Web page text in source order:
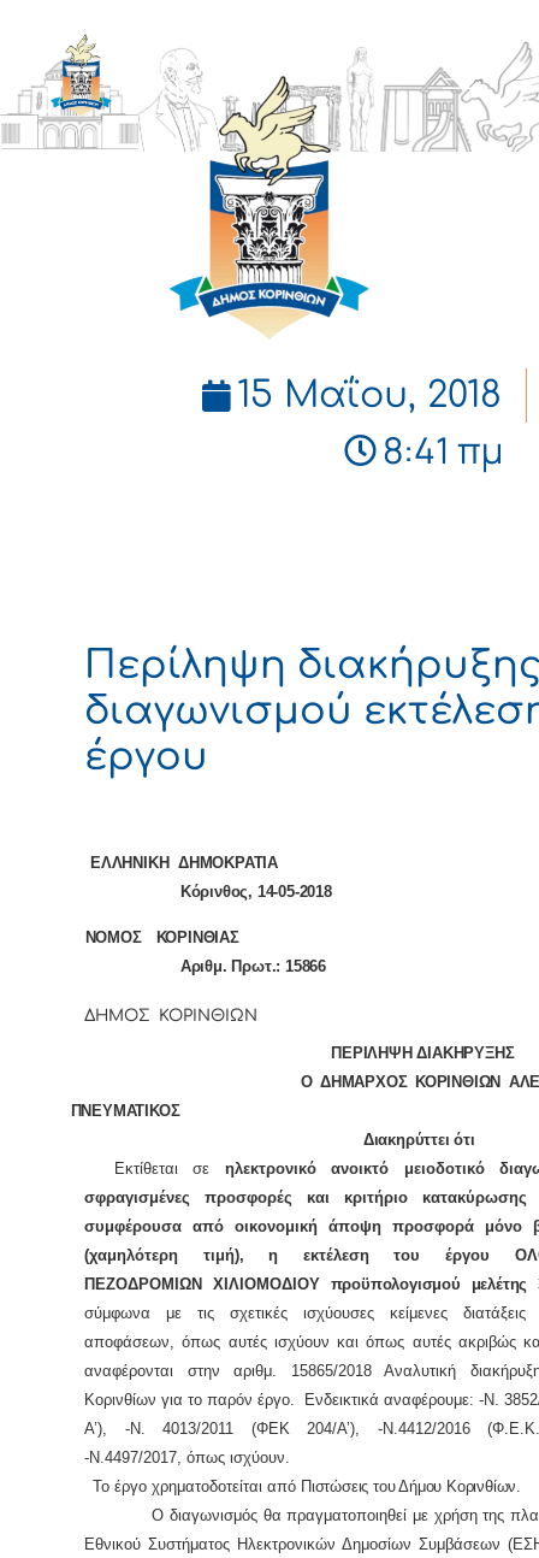
ΔΗΜΟΣ
ΚΟΡΙΝΘΙΩΝ
15 Μαΐου, 2018
8:41 πμ
Περίληψη
διαγωνισμού
έργου
ΕΛΛΗΝΙΚΗ ΔΗΜΟΚΡΑΤΙΑ
Κόρινθος, 14-05-2018
ΝΟΜΟΣ
Αριθμ. Πρωτ.: 15866
ΔΗΜΟΣ ΚΟΡΙΝΘΙΩΝ
ΠΕΡΙΛΗΨΗ ΔΙΑΚΗΡΥΞΗΣ
Ο ΔΗΜΑΡΧΟΣ ΚΟΡΙΝΘΙΩΝ
ΠΝΕΥΜΑΤΙΚΟΣ
Διακηρύττει ότι
Εκτίθεται σε ηλεκτρονικό ανοικτό μειοδοτικό
σφραγισμένες προσφορές και κριτήριο
συμφέρουσα από οικονομική άποψη προσφορά μόνο
(χαμηλότερη τιμή), η εκτέλεση του έργου
ΠΕΖΟΔΡΟΜΙΩΝ ΧΙΛΙΟΜΟΔΙΟΥ προϋπολογισμού μελέτης
σύμφωνα με τις σχετικές ισχύουσες κείμενες
αποφάσεων, όπως αυτές ισχύουν και όπως αυτές ακριβώς
αναφέρονται στην αριθμ. 15865/2018 Αναλυτική
Κορινθίων για το παρόν έργο. Ενδεικτικά αναφέρουμε: -Ν.
Α’), -Ν. 4013/2011 (ΦΕΚ 204/Α’), -Ν.4412/2016
-Ν.4497/2017, όπως ισχύουν.
Το έργο χρηματοδοτείται από Πιστώσεις του Δήμου Κορινθίων.
Ο διαγωνισμός θα πραγματοποιηθεί με χρήση της
Εθνικού Συστήματος Ηλεκτρονικών Δημοσίων Συμβάσεων